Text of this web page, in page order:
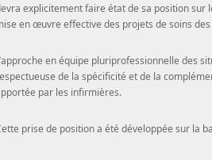
explicitement faire état de sa position sur
en œuvre effective des projets de soins
en équipe pluriprofessionnelle des
de la spécificité et de la
par les infirmières.
prise de position a été développée sur la